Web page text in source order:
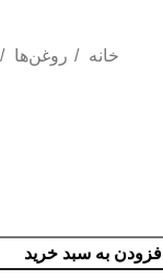
خانه روغن‌ها
افزودن به سبد خرید